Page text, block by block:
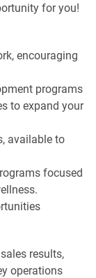
for you!
encouraging
programs
to expand your
available to
focused
results,
operations